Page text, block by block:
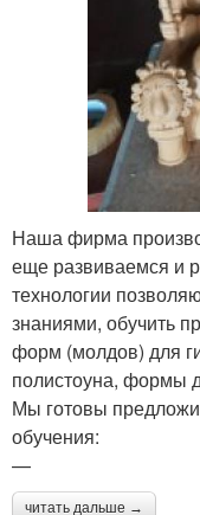
Наша фирма
еще развиваемся и
технологии
знаниями, обучить
форм (молдов) для
полистоуна, формы
Мы готовы
обучения:
—
читать дальше →